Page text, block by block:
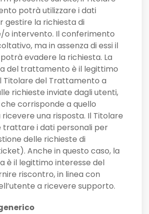
potrà utilizzare i dati
gestire la richiesta di
o intervento. Il conferimento
ma in assenza di essi il
evadere la richiesta. La
del trattamento è il legittimo
Titolare del Trattamento a
richieste inviate dagli utenti,
corrisponde a quello
ricevere una risposta. Il Titolare
i dati personali per
delle richieste di
Anche in questo caso, la
è il legittimo interesse del
riscontro, in linea con
a ricevere supporto.